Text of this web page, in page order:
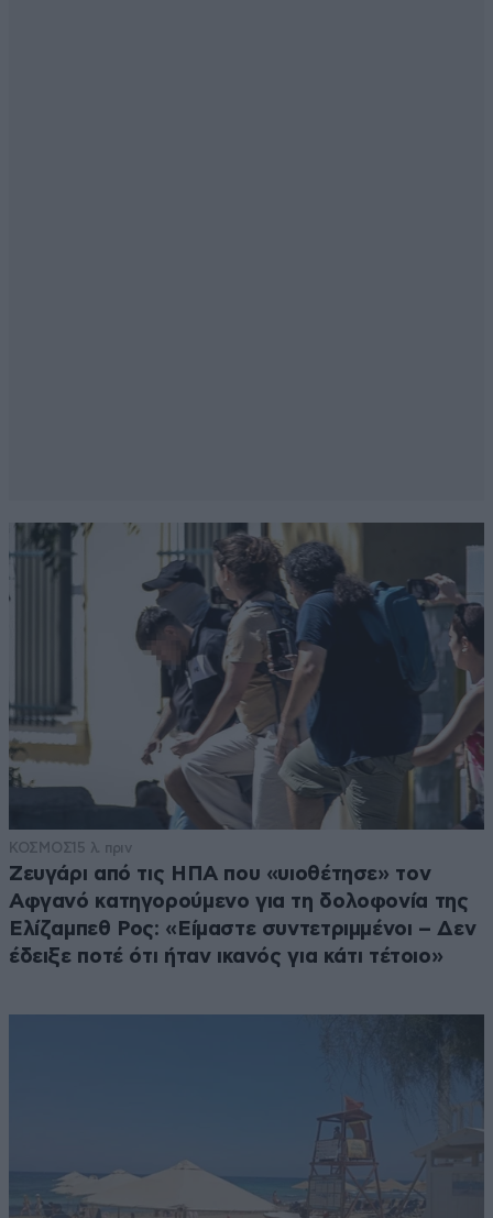
ΚΟΣΜΟΣ15 λ. πριν
Ζευγάρι από τις ΗΠΑ που «υιοθέτησε» τον
Αφγανό κατηγορούμενο για τη δολοφονία της
Ελίζαμπεθ Ρος: «Είμαστε συντετριμμένοι – Δεν
έδειξε ποτέ ότι ήταν ικανός για κάτι τέτοιο»